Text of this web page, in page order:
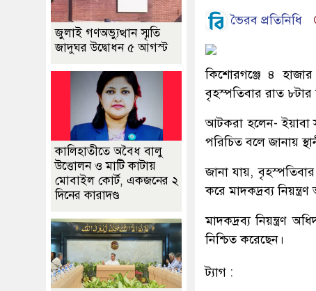
ভৈরব প্রতিনিধি
কিশোরগঞ্জে ৪
বৃহস্পতিবার রাত
আটকরা হলেন- ইয়াবা
পরিচিত বলে জানায়
জানা যায়,
করে মাদকদ্রব্য
মাদকদ্রব্য নিয়ন্ত্রণ
নিশ্চিত করেছেন।
ট্যাগ :
জুলাই গণঅভ্যুত্থান স্মৃতি
জাদুঘর উদ্বোধন ৫ আগস্ট
কালিহাতীতে অবৈধ বালু
উত্তোলন ও মাটি কাটায়
মোবাইল কোর্ট, একজনের ২
দিনের কারাদণ্ড